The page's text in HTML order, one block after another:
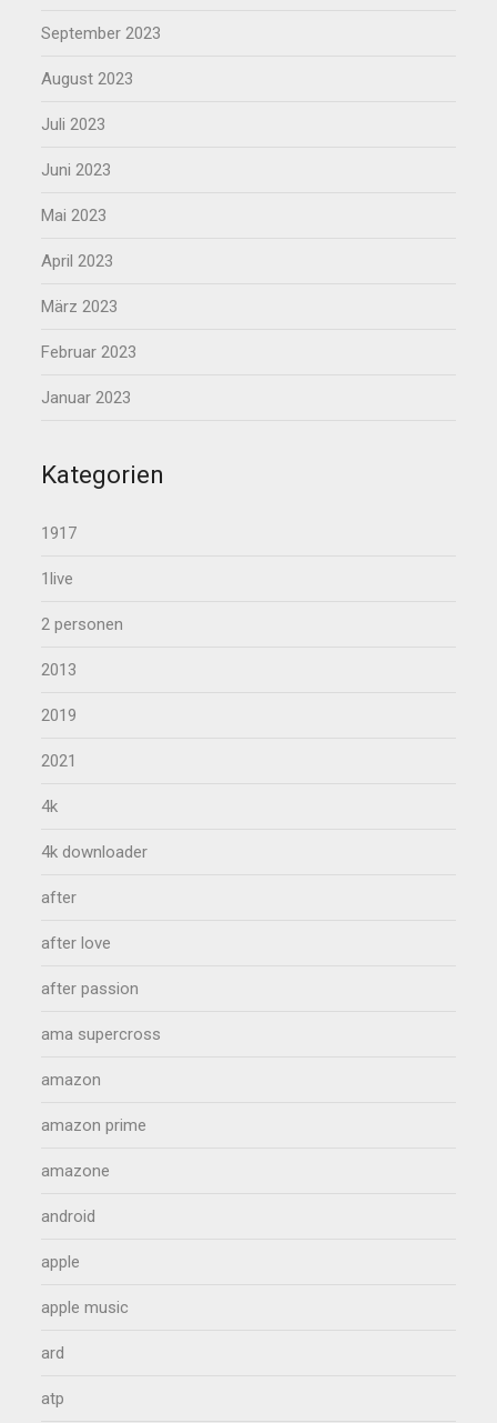
September 2023
August 2023
Juli 2023
Juni 2023
Mai 2023
April 2023
März 2023
Februar 2023
Januar 2023
Kategorien
1917
1live
2 personen
2013
2019
2021
4k
4k downloader
after
after love
after passion
ama supercross
amazon
amazon prime
amazone
android
apple
apple music
ard
atp